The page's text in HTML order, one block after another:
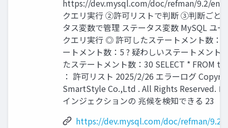
https://dev.mysql.com/doc/refman/9.2/
クエリ実行 ②許可リストで判断 ③判断ごと
タス変数で管理 ステータス変数 MySQL ユ
クエリ実行 ◎ 許可したステートメント数：
ートメント数：5 ? 疑わしいステートメント
たステートメント数：30 SELECT * FROM
： 許可リスト 2025/2/26 エラーログ
SmartStyle Co.,Ltd . All Rights Reserved.
インジェクションの 兆候を検知できる 23
https://dev.mysql.com/doc/refman/